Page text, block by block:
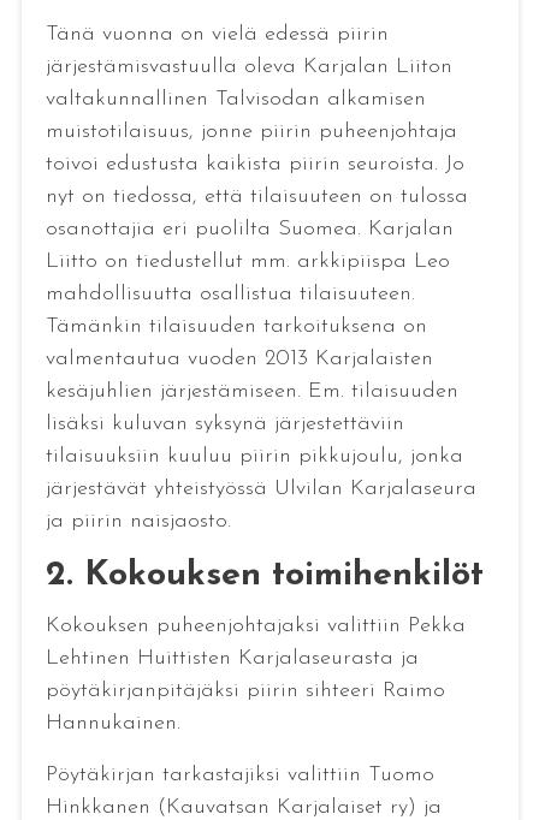
Tänä vuonna on vielä edessä piirin
järjestämisvastuulla oleva Karjalan Liiton
valtakunnallinen Talvisodan alkamisen
muistotilaisuus, jonne piirin puheenjohtaja
toivoi edustusta kaikista piirin seuroista. Jo
nyt on tiedossa, että tilaisuuteen on tulossa
osanottajia eri puolilta Suomea. Karjalan
Liitto on tiedustellut mm. arkkipiispa Leo
mahdollisuutta osallistua tilaisuuteen.
Tämänkin tilaisuuden tarkoituksena on
valmentautua vuoden 2013 Karjalaisten
kesäjuhlien järjestämiseen. Em. tilaisuuden
lisäksi kuluvan syksynä järjestettäviin
tilaisuuksiin kuuluu piirin pikkujoulu, jonka
järjestävät yhteistyössä Ulvilan Karjalaseura
ja piirin naisjaosto.
2. Kokouksen toimihenkilöt
Kokouksen puheenjohtajaksi valittiin Pekka
Lehtinen Huittisten Karjalaseurasta ja
pöytäkirjanpitäjäksi piirin sihteeri Raimo
Hannukainen.
Pöytäkirjan tarkastajiksi valittiin Tuomo
Hinkkanen (Kauvatsan Karjalaiset ry) ja